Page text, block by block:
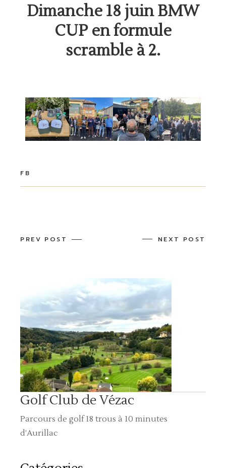
Dimanche 18 juin BMW
CUP en formule
scramble à 2.
FB
PREV POST NEXT POST
Golf Club de Vézac
Parcours de golf 18 trous à 10 minutes
d’Aurillac